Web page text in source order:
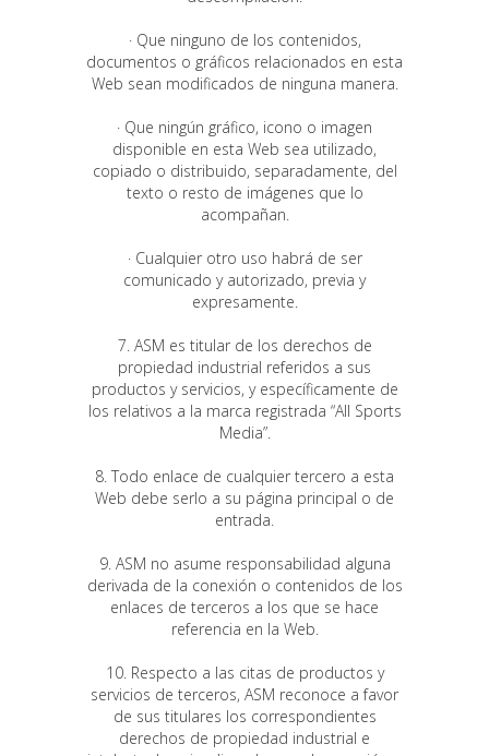
· Que ninguno de los contenidos,
documentos o gráficos relacionados en esta
Web sean modificados de ninguna manera.
· Que ningún gráfico, icono o imagen
disponible en esta Web sea utilizado,
copiado o distribuido, separadamente, del
texto o resto de imágenes que lo
acompañan.
· Cualquier otro uso habrá de ser
comunicado y autorizado, previa y
expresamente.
7. ASM es titular de los derechos de
propiedad industrial referidos a sus
productos y servicios, y específicamente de
los relativos a la marca registrada “All Sports
Media”.
8. Todo enlace de cualquier tercero a esta
Web debe serlo a su página principal o de
entrada.
9. ASM no asume responsabilidad alguna
derivada de la conexión o contenidos de los
enlaces de terceros a los que se hace
referencia en la Web.
10. Respecto a las citas de productos y
servicios de terceros, ASM reconoce a favor
de sus titulares los correspondientes
derechos de propiedad industrial e